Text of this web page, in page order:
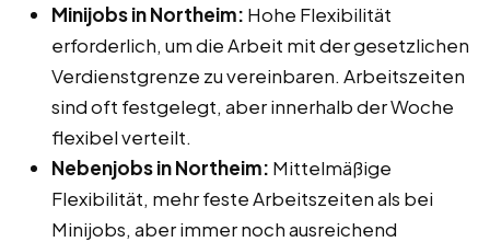
Minijobs in Northeim: Hohe Flexibilität
erforderlich, um die Arbeit mit der gesetzlichen
Verdienstgrenze zu vereinbaren. Arbeitszeiten
sind oft festgelegt, aber innerhalb der Woche
flexibel verteilt.
Nebenjobs in Northeim: Mittelmäßige
Flexibilität, mehr feste Arbeitszeiten als bei
Minijobs, aber immer noch ausreichend